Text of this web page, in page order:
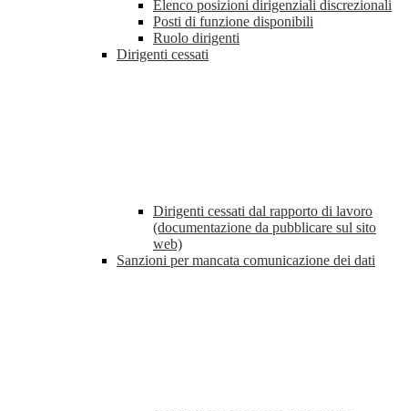
Elenco posizioni dirigenziali discrezionali
Posti di funzione disponibili
Ruolo dirigenti
Dirigenti cessati
Dirigenti cessati dal rapporto di lavoro
(documentazione da pubblicare sul sito
web)
Sanzioni per mancata comunicazione dei dati